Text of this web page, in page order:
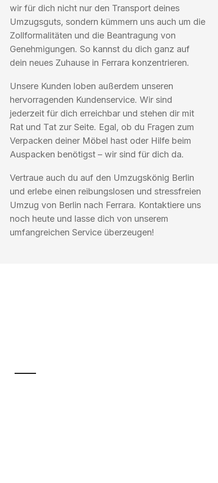
wir für dich nicht nur den Transport deines
Umzugsguts, sondern kümmern uns auch um die
Zollformalitäten und die Beantragung von
Genehmigungen. So kannst du dich ganz auf
dein neues Zuhause in Ferrara konzentrieren.
Unsere Kunden loben außerdem unseren
hervorragenden Kundenservice. Wir sind
jederzeit für dich erreichbar und stehen dir mit
Rat und Tat zur Seite. Egal, ob du Fragen zum
Verpacken deiner Möbel hast oder Hilfe beim
Auspacken benötigst – wir sind für dich da.
Vertraue auch du auf den Umzugskönig Berlin
und erlebe einen reibungslosen und stressfreien
Umzug von Berlin nach Ferrara. Kontaktiere uns
noch heute und lasse dich von unserem
umfangreichen Service überzeugen!